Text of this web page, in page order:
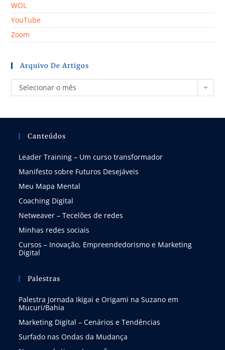
WOL
YouTube
Zoom
Arquivo De Artigos
Selecionar o mês
Canteúdos
Leader Training – Um curso transformador
Manifesto sobre Futuros Desejáveis
Meu Mapa Mental
Coaching Digital
Netweaver – Tecelões de redes
Minhas redes sociais
Cursos – Inovação, Empreendedorismo e Marketing
Digital
Palestras
Palestra Jornada Ikigai e Origami na Suzano em
Mucuri/Bahia
Marketing Digital – Cenários e Tendências
Surfado nas Ondas da Mudança